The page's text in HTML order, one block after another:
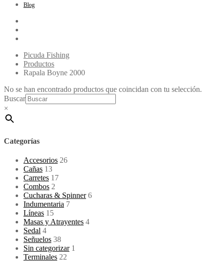
Blog
Picuda Fishing
Productos
Rapala Boyne 2000
No se han encontrado productos que coincidan con tu selección.
Buscar
×
Categorías
Accesorios 26
Cañas 13
Carretes 17
Combos 2
Cucharas & Spinner 6
Indumentaria 7
Líneas 15
Masas y Atrayentes 4
Sedal 4
Señuelos 38
Sin categorizar 1
Terminales 22